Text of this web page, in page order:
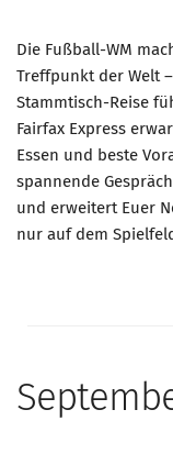
PODCAST
AKTUELLES
KONTAKT
Die Fußball-WM
Treffpunkt der Welt
Stammtisch-Reise
Fairfax Express
Essen und beste
spannende
und erweitert Euer
nur auf dem